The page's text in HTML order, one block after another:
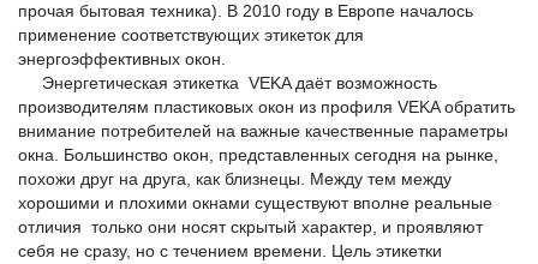
прочая бытовая техника). В 2010 году в Европе началось
применение соответствующих этикеток для
энергоэффективных окон.
Энергетическая этикетка VEKA даёт возможность
производителям пластиковых окон из профиля VEKA обратить
внимание потребителей на важные качественные параметры
окна. Большинство окон, представленных сегодня на рынке,
похожи друг на друга, как близнецы. Между тем между
хорошими и плохими окнами существуют вполне реальные
отличия только они носят скрытый характер, и проявляют
себя не сразу, но с течением времени. Цель этикетки